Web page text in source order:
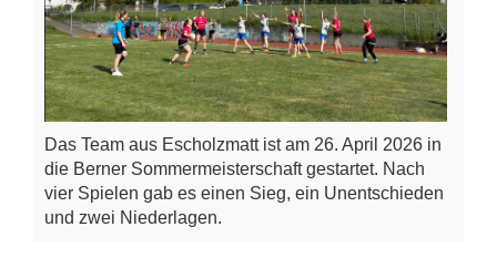
Das Team aus Escholzmatt ist am 26. April 2026 in
die Berner Sommermeisterschaft gestartet. Nach
vier Spielen gab es einen Sieg, ein Unentschieden
und zwei Niederlagen.